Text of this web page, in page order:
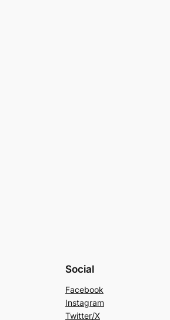
Social
Facebook
Instagram
Twitter/X